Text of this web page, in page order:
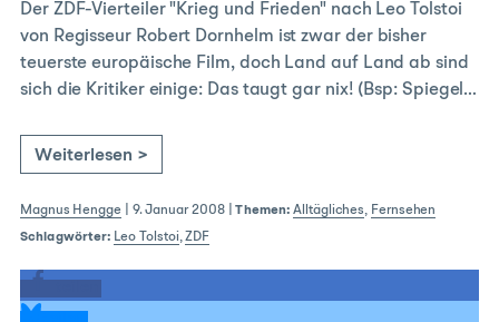
Der ZDF-Vierteiler "Krieg und Frieden" nach Leo Tolstoi
von Regisseur Robert Dornhelm ist zwar der bisher
teuerste europäische Film, doch Land auf Land ab sind
sich die Kritiker einige: Das taugt gar nix! (Bsp: Spiegel…
Weiterlesen >
Magnus Hengge| 9. Januar 2008|Themen: Alltägliches, Fernsehen
Schlagwörter: Leo Tolstoi,ZDF